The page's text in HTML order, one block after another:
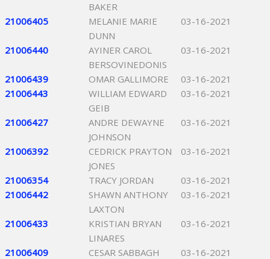
BAKER
21006405
MELANIE MARIE
DUNN
03-16-2021
21006440
AYINER CAROL
BERSOVINEDONIS
03-16-2021
21006439 OMAR GALLIMORE
03-16-2021
21006443
WILLIAM EDWARD
GEIB
03-16-2021
21006427
ANDRE DEWAYNE
JOHNSON
03-16-2021
21006392
CEDRICK PRAYTON
JONES
03-16-2021
21006354 TRACY JORDAN
03-16-2021
21006442
SHAWN ANTHONY
LAXTON
03-16-2021
21006433
KRISTIAN BRYAN
LINARES
03-16-2021
21006409
CESAR SABBAGH
03-16-2021